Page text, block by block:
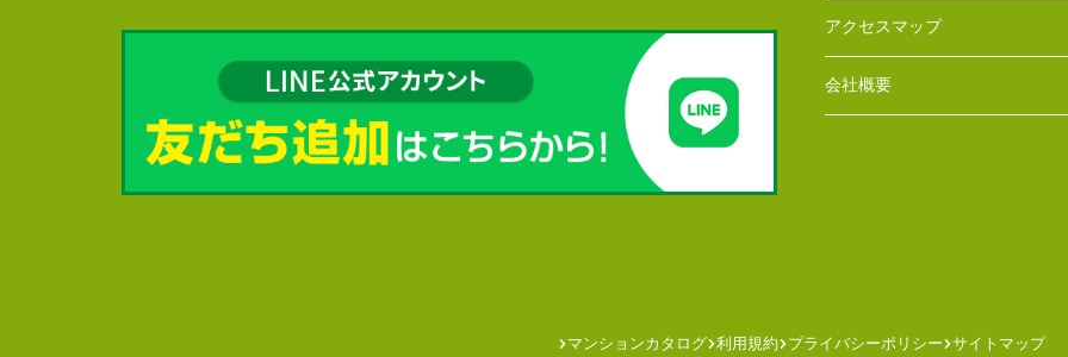
アクセスマップ
会社概要
マンションカタログ 利用規約 プライバシーポリシー サイトマップ